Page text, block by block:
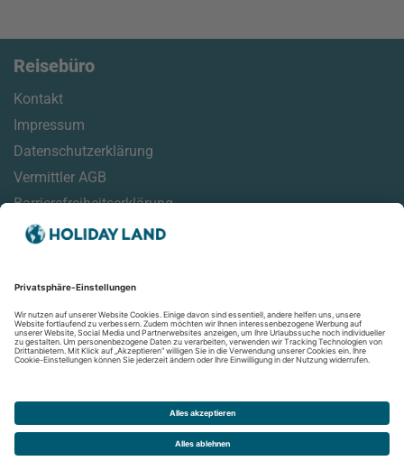
Reisebüro
Kontakt
Impressum
Datenschutzerklärung
Vermittler AGB
Barrierefreiheitserklärung
Reisehinweise
Reisemonitor
Online Check-In Informationen
Aktuelles
Newsletter